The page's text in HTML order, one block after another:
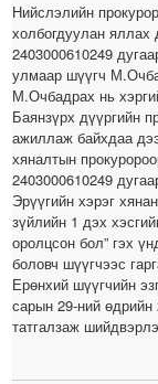
Нийслэлийн
холбогдуулан яллах
2403000610249
улмаар шүүгч
М.Очбадрах нь
Баянзүрх дүүргийн
ажиллаж байхдаа
хяналтын
2403000610249
Эрүүгийн хэрэг
зүйлийн 1 дэх
оролцсон бол” гэх
боловч шүүгчээс
Ерөнхий шүүгчийн
сарын 29-ний өдрийн
татгалзаж